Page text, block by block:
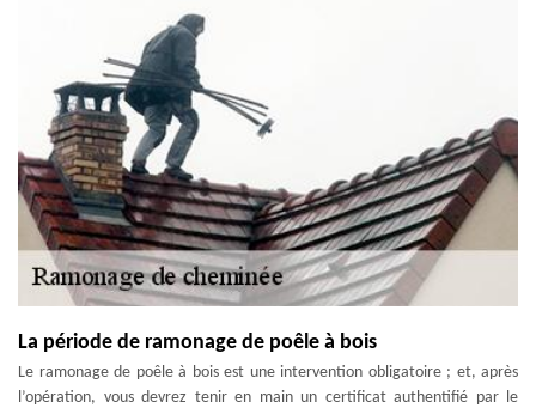
La période de ramonage de poêle à bois
Le ramonage de poêle à bois est une intervention obligatoire ; et, après
l’opération, vous devrez tenir en main un certificat authentifié par le